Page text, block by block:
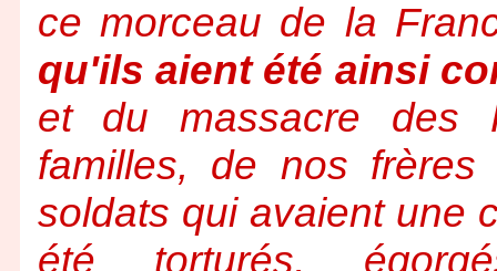
ce morceau de la
qu'ils aient été ainsi
et du massacre des
familles, de nos
soldats qui avaient une
été torturés,